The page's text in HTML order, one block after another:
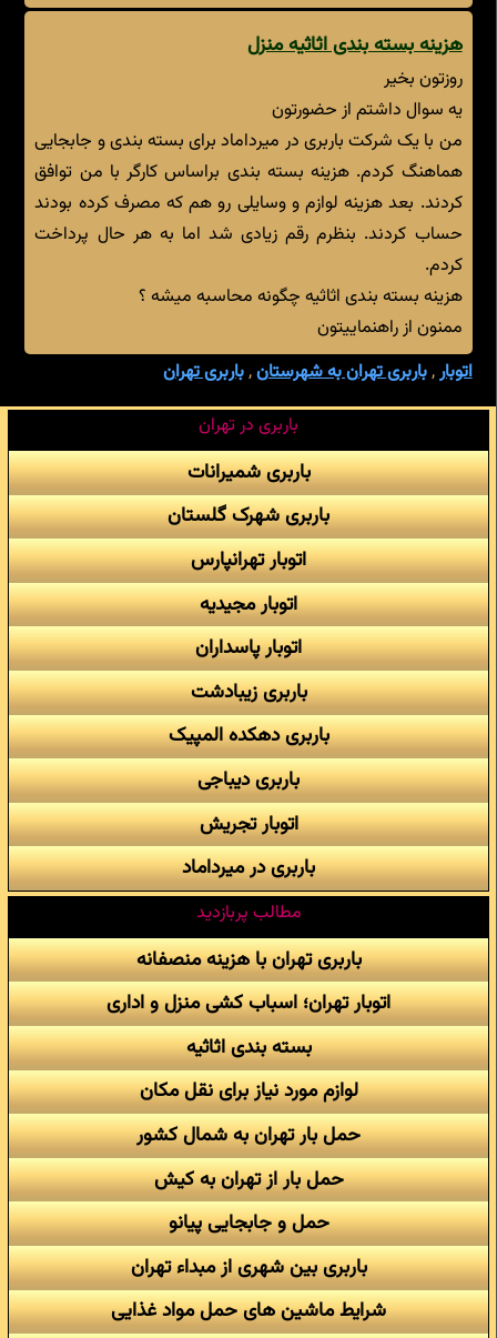
هزینه بسته بندی اثاثیه منزل
روزتون بخیر
یه سوال داشتم از حضورتون
من با یک شرکت باربری در میرداماد برای بسته بندی و جابجایی
هماهنگ کردم. هزینه بسته بندی براساس کارگر با من توافق
کردند. بعد هزینه لوازم و وسایلی رو هم که مصرف کرده بودند
حساب کردند. بنظرم رقم زیادی شد اما به هر حال پرداخت
کردم.
هزینه بسته بندی اثاثیه چگونه محاسبه میشه ؟
ممنون از راهنماییتون
اتوبار,باربری تهران به شهرستان,باربری تهران
باربری در تهران
باربری شمیرانات
باربری شهرک گلستان
اتوبار تهرانپارس
اتوبار مجیدیه
اتوبار پاسداران
باربری زیبادشت
باربری دهکده المپیک
باربری دیباجی
اتوبار تجریش
باربری در میرداماد
مطالب پربازدید
باربری تهران با هزینه منصفانه
اتوبار تهران؛ اسباب کشی منزل و اداری
بسته بندی اثاثیه
لوازم مورد نیاز برای نقل مکان
حمل بار تهران به شمال کشور
حمل بار از تهران به کیش
حمل و جابجایی پیانو
باربری بین شهری از مبداء تهران
شرایط ماشین های حمل مواد غذایی